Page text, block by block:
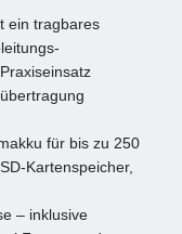
ein tragbares
für bis zu 250
Kartenspeicher,
– inklusive